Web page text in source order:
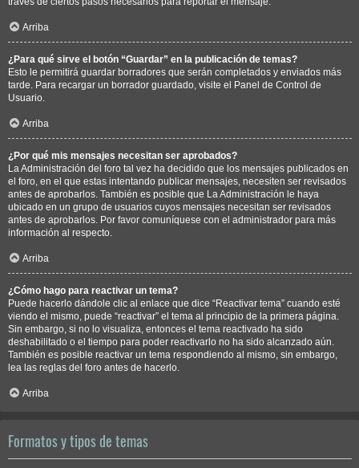
Arriba
¿Para qué sirve el botón “Guardar” en la publicación de temas?
Esto le permitirá guardar borradores que serán completados y enviados más
tarde. Para recargar un borrador guardado, visite el Panel de Control de
Usuario.
Arriba
¿Por qué mis mensajes necesitan ser aprobados?
La Administración del foro tal vez ha decidido que los mensajes publicados en
el foro, en el que estas intentando publicar mensajes, necesiten ser revisados
antes de aprobarlos. También es posible que La Administración le haya
ubicado en un grupo de usuarios cuyos mensajes necesitan ser revisados
antes de aprobarlos. Por favor comuníquese con el administrador para más
información al respecto.
Arriba
¿Cómo hago para reactivar un tema?
Puede hacerlo dándole clic al enlace que dice “Reactivar tema” cuando esté
viendo el mismo, puede “reactivar” el tema al principio de la primera página.
Sin embargo, si no lo visualiza, entonces el tema reactivado ha sido
deshabilitado o el tiempo para poder reactivarlo no ha sido alcanzado aún.
También es posible reactivar un tema respondiendo al mismo, sin embargo,
lea las reglas del foro antes de hacerlo.
Arriba
Formatos y tipos de temas